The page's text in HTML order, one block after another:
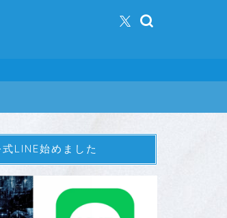
式LINE始めました